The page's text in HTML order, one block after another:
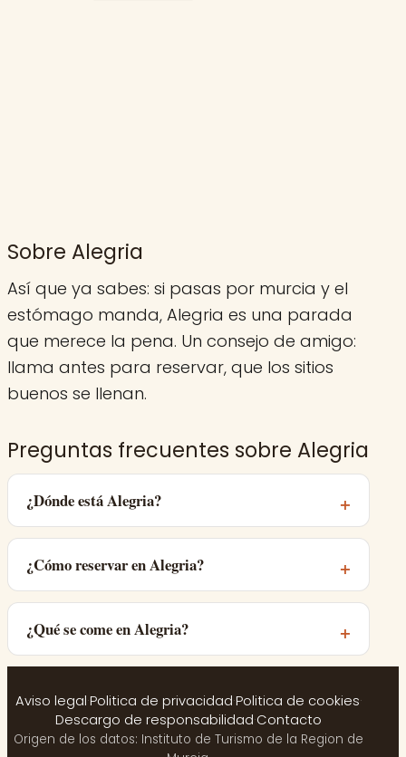
Sobre Alegria
Así que ya sabes: si pasas por murcia y el
estómago manda, Alegria es una parada
que merece la pena. Un consejo de amigo:
llama antes para reservar, que los sitios
buenos se llenan.
Preguntas frecuentes sobre Alegria
¿Dónde está Alegria?
¿Cómo reservar en Alegria?
¿Qué se come en Alegria?
Aviso legal·Politica de privacidad·Politica de cookies·
Descargo de responsabilidad·Contacto
Origen de los datos: Instituto de Turismo de la Region de